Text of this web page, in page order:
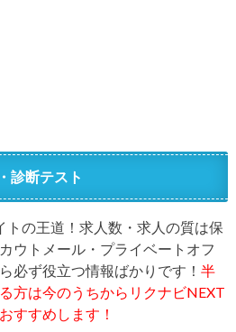
診断テスト
トの王道！求人数・求人の質は保
ウトメール・プライベートオフ
必ず役立つ情報ばかりです！ 半
方は今のうちからリクナビNEXT
すすめします！